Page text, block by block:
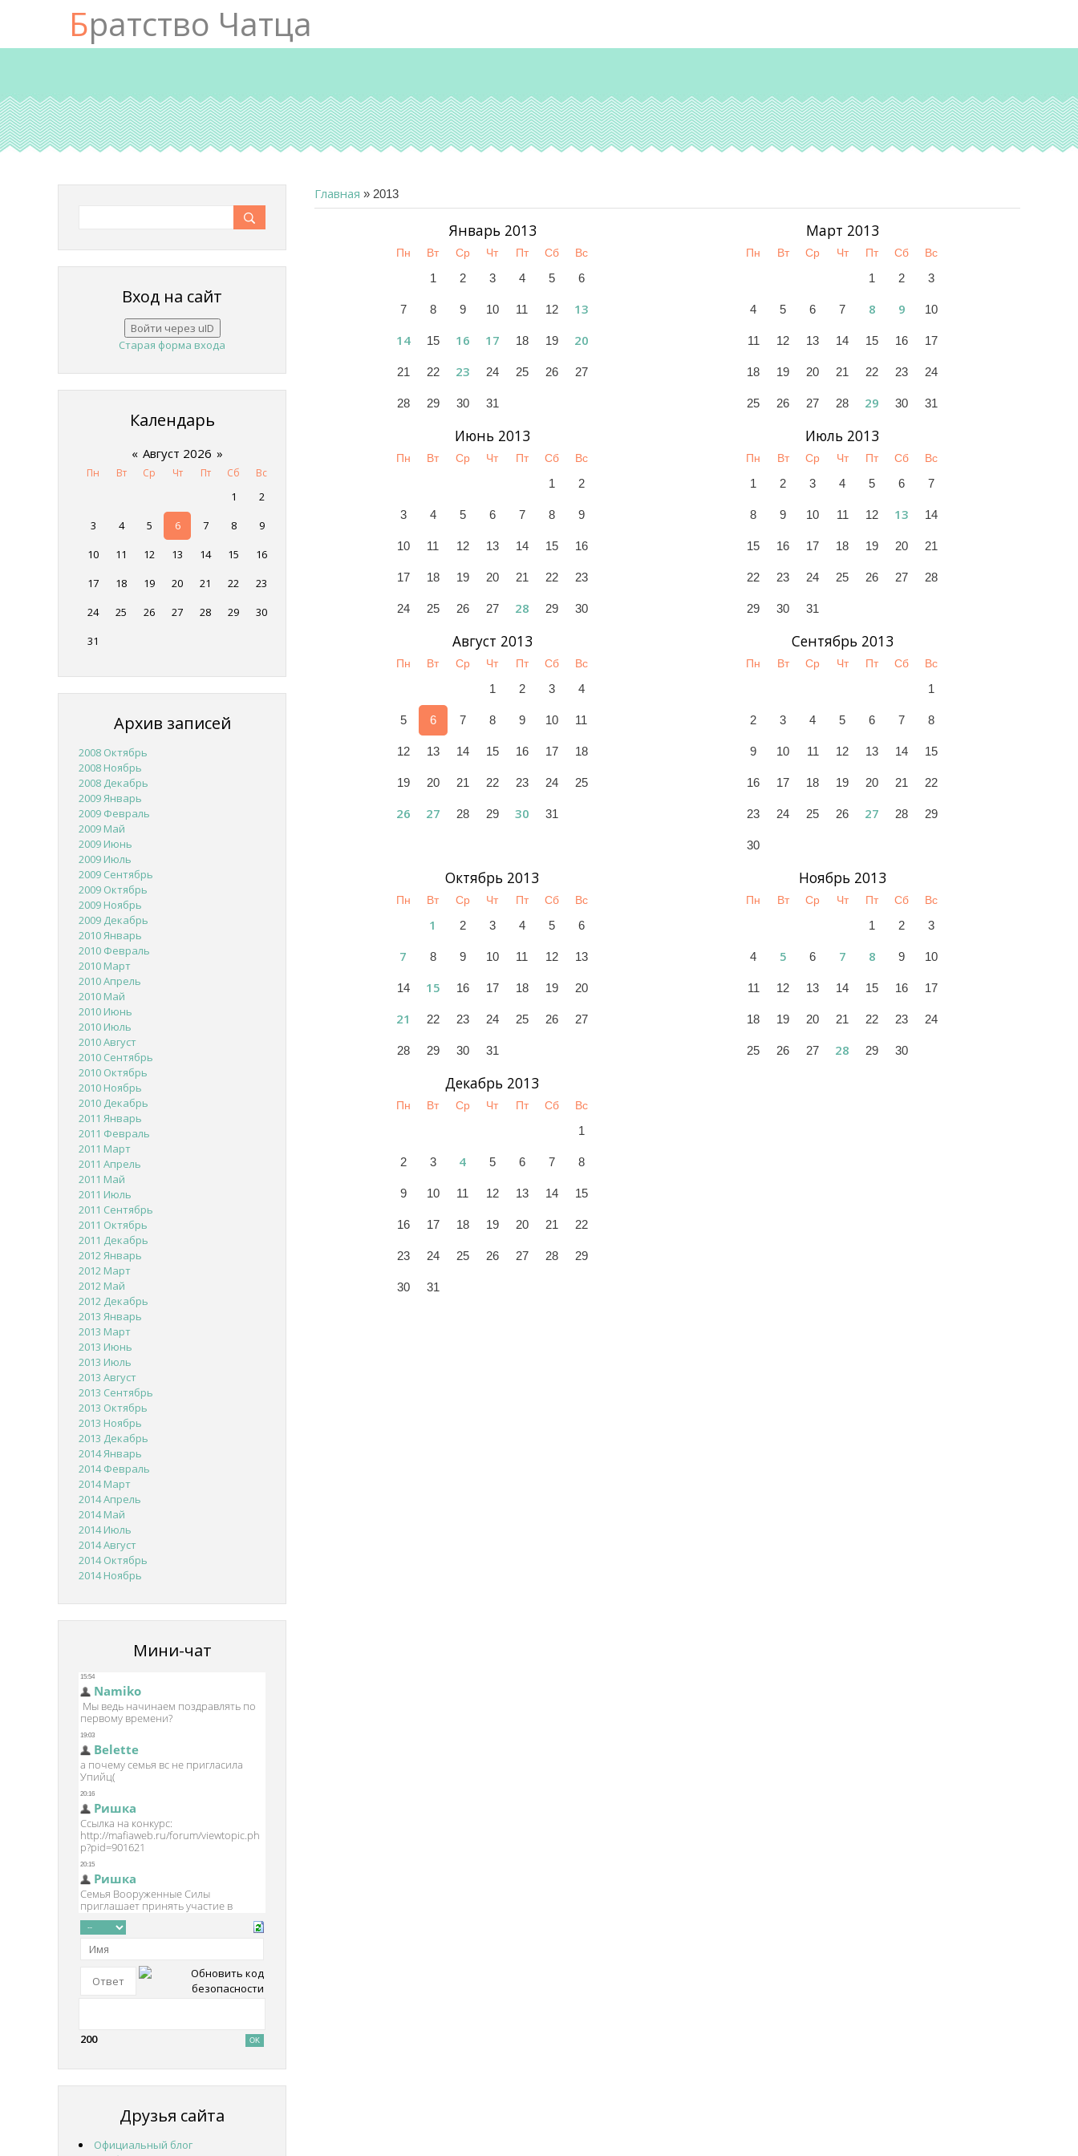
Братство Чатца
Главная » 2013
Январь 2013
Пн Вт Ср Чт Пт Сб Вс
1 2 3 4 5 6
7 8 9 10 11 12
13
14
15 16 17 18 19 20
21 22 23 24 25 26 27
28 29 30 31
Март 2013
Пн Вт Ср Чт Пт Сб Вс
1 2 3
4 5 6 7 8 9 10
11 12 13 14 15 16 17
18 19 20 21 22 23 24
25 26 27 28 29 30 31
Июнь 2013
Пн Вт Ср Чт Пт Сб Вс
1 2
3 4 5 6 7 8 9
10 11 12 13 14 15 16
17 18 19 20 21 22 23
24 25 26 27 28 29 30
Июль 2013
Пн Вт Ср Чт Пт Сб Вс
1 2 3 4 5 6 7
8 9 10 11 12 13 14
15 16 17 18 19 20 21
22 23 24 25 26 27 28
29 30 31
Август 2013
Пн Вт Ср Чт Пт Сб Вс
1 2 3 4
5 6 7 8 9 10 11
12 13 14 15 16 17 18
19 20 21 22 23 24 25
26 27 28 29 30 31
Сентябрь 2013
Пн Вт Ср Чт Пт Сб Вс
1
2 3 4 5 6 7 8
9 10 11 12 13 14 15
16 17 18 19 20 21 22
23 24 25 26 27 28 29
30
Октябрь 2013
Пн Вт Ср Чт Пт Сб Вс
1 2 3 4 5 6
7 8 9 10 11 12 13
14 15 16 17 18 19 20
21 22 23 24 25 26 27
28 29 30 31
Ноябрь 2013
Пн Вт Ср Чт Пт Сб Вс
1 2 3
4 5 6 7 8 9 10
11 12 13 14 15 16 17
18 19 20 21 22 23 24
25 26 27 28 29 30
Декабрь 2013
Пн Вт Ср Чт Пт Сб Вс
1
2 3 4 5 6 7 8
9 10 11 12 13 14 15
16 17 18 19 20 21 22
23 24 25 26 27 28 29
30 31
Вход на сайт
Войти через uID
Старая форма входа
Календарь
« Август 2026 »
Пн Вт Ср Чт Пт Сб Вс
1
2
3
4 5 6 7 8
9
10
11 12 13 14 15
16
17
18 19 20 21 22
23
24
25 26 27 28 29
30
31
Архив записей
2008 Октябрь
2008 Ноябрь
2008 Декабрь
2009 Январь
2009 Февраль
2009 Май
2009 Июнь
2009 Июль
2009 Сентябрь
2009 Октябрь
2009 Ноябрь
2009 Декабрь
2010 Январь
2010 Февраль
2010 Март
2010 Апрель
2010 Май
2010 Июнь
2010 Июль
2010 Август
2010 Сентябрь
2010 Октябрь
2010 Ноябрь
2010 Декабрь
2011 Январь
2011 Февраль
2011 Март
2011 Апрель
2011 Май
2011 Июль
2011 Сентябрь
2011 Октябрь
2011 Декабрь
2012 Январь
2012 Март
2012 Май
2012 Декабрь
2013 Январь
2013 Март
2013 Июнь
2013 Июль
2013 Август
2013 Сентябрь
2013 Октябрь
2013 Ноябрь
2013 Декабрь
2014 Январь
2014 Февраль
2014 Март
2014 Апрель
2014 Май
2014 Июль
2014 Август
2014 Октябрь
2014 Ноябрь
Мини-чат
200
Друзья сайта
Официальный блог